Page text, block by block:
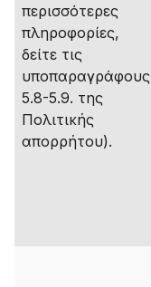
περισσότερες
πληροφορίες,
δείτε τις
υποπαραγράφους
5.8-5.9. της
Πολιτικής
απορρήτου).